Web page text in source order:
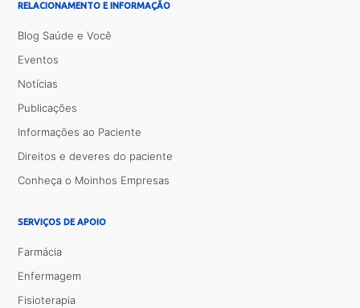
RELACIONAMENTO E INFORMAÇÃO
Blog Saúde e Você
Eventos
Notícias
Publicações
Informações ao Paciente
Direitos e deveres do paciente
Conheça o Moinhos Empresas
SERVIÇOS DE APOIO
Farmácia
Enfermagem
Fisioterapia